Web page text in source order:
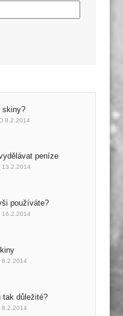
skiny?
8.2.2014
peníze
13.2.2014
používáte?
16.2.2014
8.2.2014
tak důležité?
8.2.2014